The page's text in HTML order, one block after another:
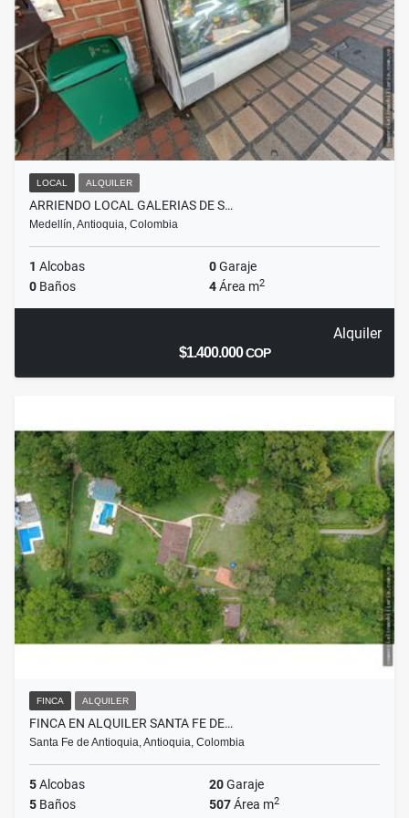
LOCAL ALQUILER
ARRIENDO LOCAL GALERIAS DE S…
Medellín, Antioquia, Colombia
1 Alcobas 0Garaje
0 Baños 4Área m2
Alquiler
$1.400.000COP
FINCA ALQUILER
FINCA EN ALQUILER SANTA FE DE…
Santa Fe de Antioquia, Antioquia, Colombia
5Alcobas 20Garaje
5 Baños 507Área m2